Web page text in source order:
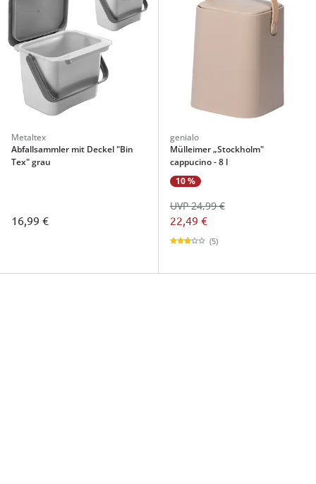
Metaltex
Abfallsammler mit Deckel "Bin
Tex" grau
16,99 €
genialo
Mülleimer „Stockholm"
cappucino - 8 l
10 %
22,49 €
UVP 24,99 €
(5)